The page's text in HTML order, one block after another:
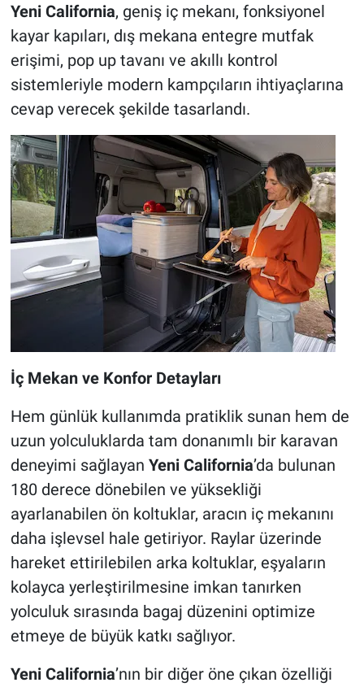
Yeni California, geniş iç mekanı, fonksiyonel
kayar kapıları, dış mekana entegre mutfak
erişimi, pop up tavanı ve akıllı kontrol
sistemleriyle modern kampçıların ihtiyaçlarına
cevap verecek şekilde tasarlandı.
İç Mekan ve Konfor Detayları
Hem günlük kullanımda pratiklik sunan hem de
uzun yolculuklarda tam donanımlı bir karavan
deneyimi sağlayan Yeni California’da bulunan
180 derece dönebilen ve yüksekliği
ayarlanabilen ön koltuklar, aracın iç mekanını
daha işlevsel hale getiriyor. Raylar üzerinde
hareket ettirilebilen arka koltuklar, eşyaların
kolayca yerleştirilmesine imkan tanırken
yolculuk sırasında bagaj düzenini optimize
etmeye de büyük katkı sağlıyor.
Yeni California’nın bir diğer öne çıkan özelliği